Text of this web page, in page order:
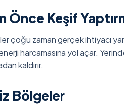
Keşif
çoğu zaman gerçek ihtiyacı
harcamasına yol açar.
kaldırır.
Bölgeler